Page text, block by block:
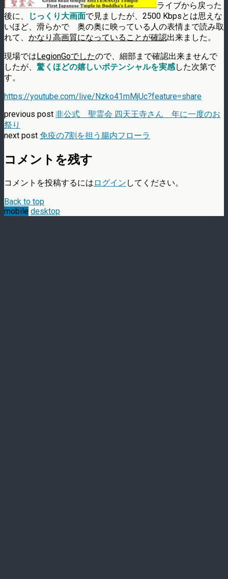
ライブから戻った
後に、
じっくり大画面で見ましたが、2500 Kbpsとは思えな
いほど、滑らかで 奥の奥に映っている人の表情まで読み取
れて、 かなり高画質になっていることが確認出来ました。
現場では LegionGoでしたので、細部まで確認出来ませんで
したが、 驚くほどの嬉しいポテンシャルを実感した次第で
す。
https://youtube.com/live/Nzko41mMjUc?feature=share
previous post 非公式 聖霊会 四天王寺さん 年に一度のお
祭り
next post 免疫の7割を担う腸内フローラ
コメントを残す
コメントを投稿するには ログイン してください。
Back to top
mobile desktop